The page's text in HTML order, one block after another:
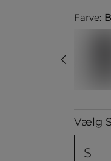
Farve:
Vælg
S